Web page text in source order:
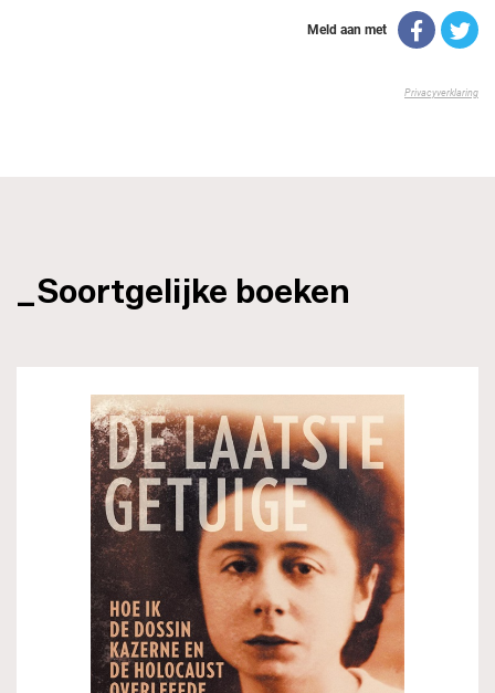
_Soortgelijke boeken